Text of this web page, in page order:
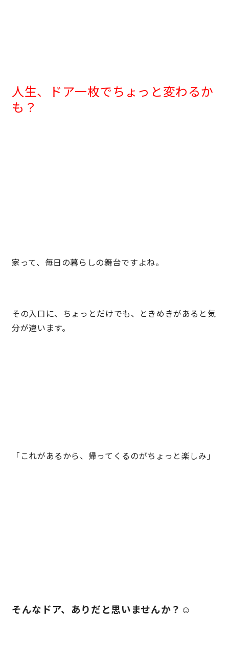
人生、ドア一枚でちょっと変わるか
も？
家って、毎日の暮らしの舞台ですよね。
その入口に、ちょっとだけでも、ときめきがあると気
分が違います。
「これがあるから、帰ってくるのがちょっと楽しみ」
そんなドア、ありだと思いませんか？☺️